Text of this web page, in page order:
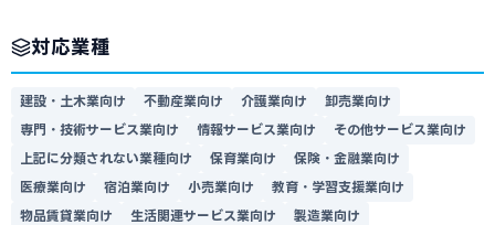
対応業種
建設・土木業向け 不動産業向け 介護業向け
卸売業向け
専門・技術サービス業向け
情報サービス業向け
その他サービス業向け
上記に分類されない業種向け
保育業向け
保険・金融業向け
医療業向け
宿泊業向け 小売業向け
教育・学習支援業向け
物品賃貸業向け
生活関連サービス業向け
製造業向け